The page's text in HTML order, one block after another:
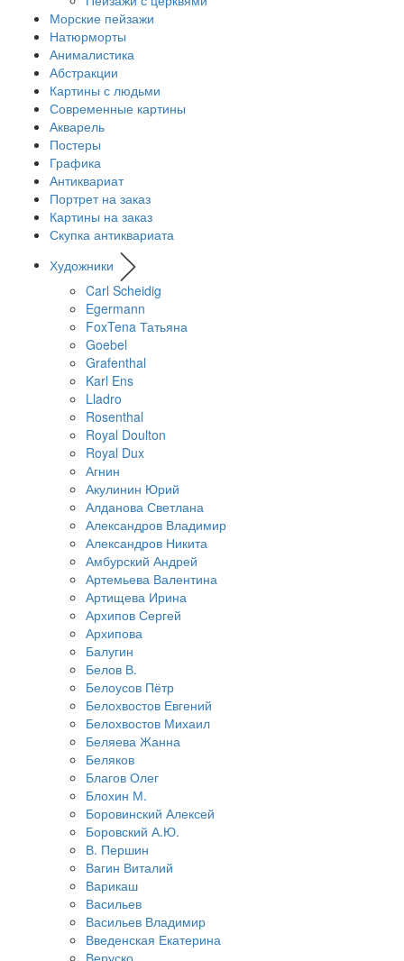
Морские пейзажи
Натюрморты
Анималистика
Абстракции
Картины с людьми
Современные картины
Акварель
Постеры
Графика
Антиквариат
Портрет на заказ
Картины на заказ
Скупка антиквариата
Художники
Carl Scheidig
Egermann
FoxTena Татьяна
Goebel
Grafenthal
Karl Ens
Lladro
Rosenthal
Royal Doulton
Royal Dux
Агнин
Акулинин Юрий
Алданова Светлана
Александров Владимир
Александров Никита
Амбурский Андрей
Артемьева Валентина
Артищева Ирина
Архипов Сергей
Архипова
Балугин
Белов В.
Белоусов Пётр
Белохвостов Евгений
Белохвостов Михаил
Беляева Жанна
Беляков
Благов Олег
Блохин М.
Боровинский Алексей
Боровский А.Ю.
В. Першин
Вагин Виталий
Варикаш
Васильев
Васильев Владимир
Введенская Екатерина
Веруско